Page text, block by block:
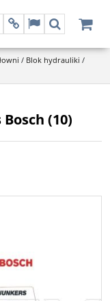
InfoLangSzukaj
/ Blok hydrauliki /
(10)